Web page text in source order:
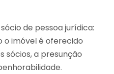
de pessoa jurídica:
o imóvel é oferecido
sócios, a presunção